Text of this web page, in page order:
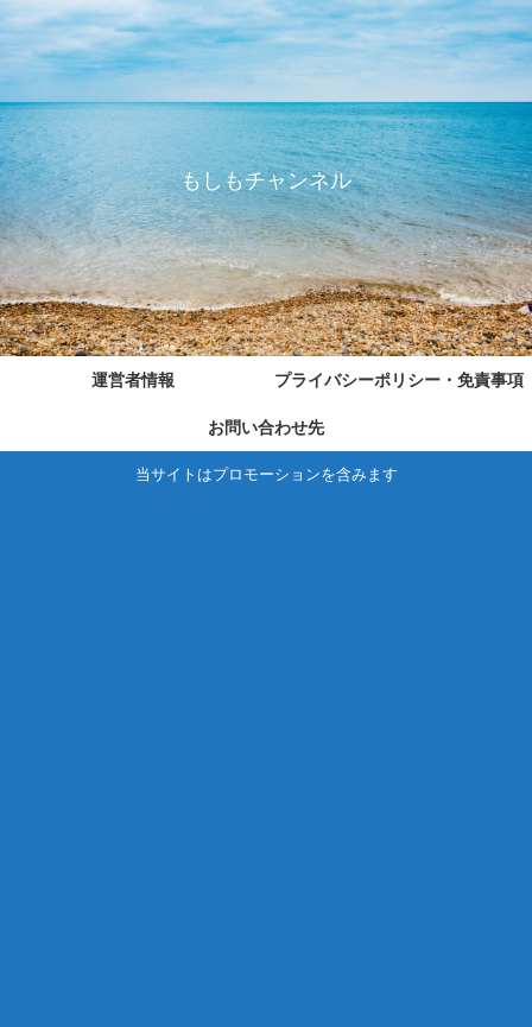
もしもチャンネル
運営者情報 プライバシーポリシー・免責事項
お問い合わせ先
当サイトはプロモーションを含みます